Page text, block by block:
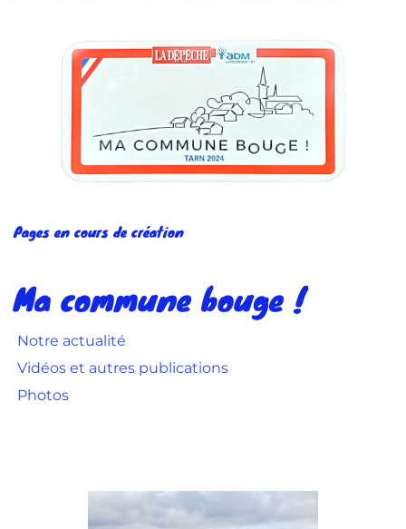
Pages en cours de création
Ma commune bouge !
Notre actualité
Vidéos et autres publications
Photos